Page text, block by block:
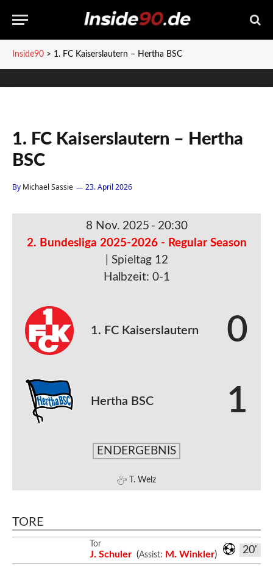
Inside90 > 1. FC Kaiserslautern – Hertha BSC
1. FC Kaiserslautern – Hertha
BSC
By Michael Sassie 23. April 2026
8 Nov. 2025 - 20:30
2. Bundesliga 2025-2026 - Regular Season
| Spieltag 12
Halbzeit: 0-1
1. FC Kaiserslautern 0
Hertha BSC 1
ENDERGEBNIS
T. Welz
TORE
20'
Tor
J. Schuler (Assist: M. Winkler)